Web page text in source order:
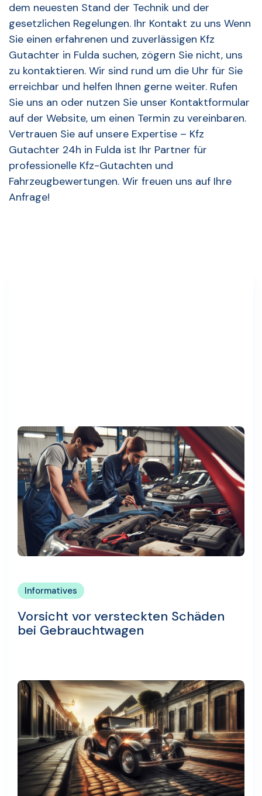
dem neuesten Stand der Technik und der
gesetzlichen Regelungen. Ihr Kontakt zu uns Wenn
Sie einen erfahrenen und zuverlässigen Kfz
Gutachter in Fulda suchen, zögern Sie nicht, uns
zu kontaktieren. Wir sind rund um die Uhr für Sie
erreichbar und helfen Ihnen gerne weiter. Rufen
Sie uns an oder nutzen Sie unser Kontaktformular
auf der Website, um einen Termin zu vereinbaren.
Vertrauen Sie auf unsere Expertise – Kfz
Gutachter 24h in Fulda ist Ihr Partner für
professionelle Kfz-Gutachten und
Fahrzeugbewertungen. Wir freuen uns auf Ihre
Anfrage!
Informatives
Vorsicht vor versteckten Schäden
bei Gebrauchtwagen